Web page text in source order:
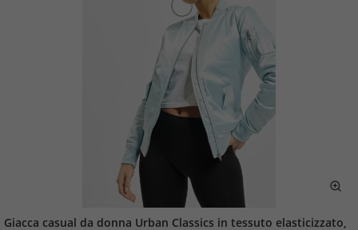
Giacca casual da donna Urban Classics in tessuto elasticizzato,